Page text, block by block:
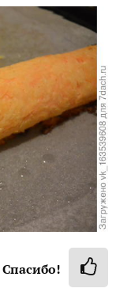
Спасибо!